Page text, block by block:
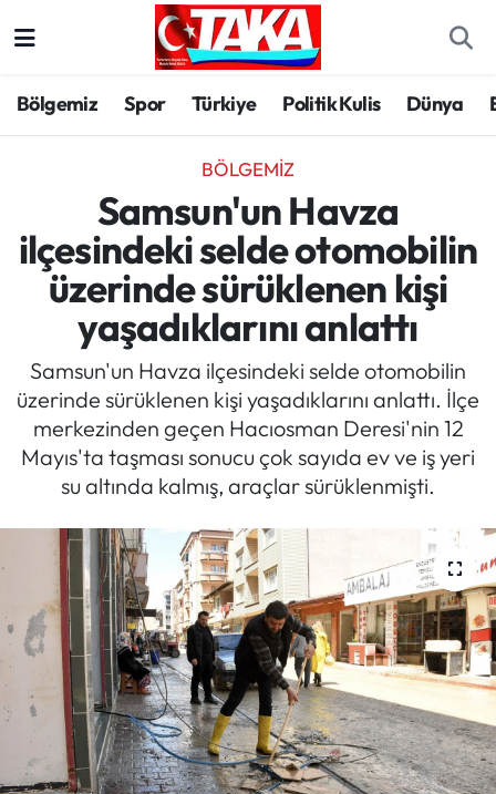
Bölgemiz Spor Türkiye Politik Kulis Dünya
BÖLGEMIZ
Samsun'un Havza
ilçesindeki selde otomobilin
üzerinde sürüklenen kişi
yaşadıklarını anlattı
Samsun'un Havza ilçesindeki selde otomobilin
üzerinde sürüklenen kişi yaşadıklarını anlattı. İlçe
merkezinden geçen Hacıosman Deresi'nin 12
Mayıs'ta taşması sonucu çok sayıda ev ve iş yeri
su altında kalmış, araçlar sürüklenmişti.
Spor
Türkiye
Kültür/Sanat
Politika
Politik Kulis
Dünya
Magazin
Mektup Galeri
Röportaj
Manşet
Köşe Yazıları
Karikatür Galeri
Trabzon Hava Durumu
Trabzon Trafik Yoğunluk Haritası
Süper Lig Puan Durumu ve Fikstür
Tüm Manşetler
Son Dakika Haberleri
Haber Arşivi